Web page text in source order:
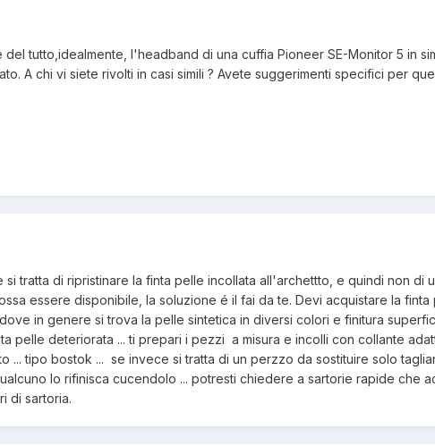
del tutto,idealmente, l'headband di una cuffia Pioneer SE-Monitor 5 in
A chi vi siete rivolti in casi simili ? Avete suggerimenti specifici per
tratta di ripristinare la finta pelle incollata all'archettto, e quindi non di
essere disponibile, la soluzione é il fai da te. Devi acquistare la finta
in genere si trova la pelle sintetica in diversi colori e finitura
pelle deteriorata ... ti prepari i pezzi a misura e incolli con collante
... tipo bostok ... se invece si tratta di un perzzo da sostituire solo
lo rifinisca cucendolo ... potresti chiedere a sartorie rapide che
di sartoria.